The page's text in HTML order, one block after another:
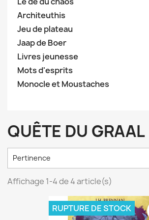
Architeuthis
Jeu de plateau
Jaap de Boer
Livres jeunesse
Mots d'esprits
Monocle et Moustaches
QUÊTE DU GRAAL
Pertinence
Affichage 1-4 de 4 article(s)
RUPTURE DE STOCK